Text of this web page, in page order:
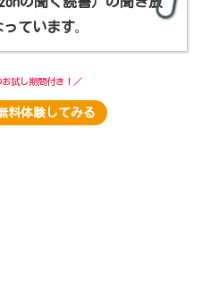
ています。
試し期間付き！／
料体験してみる